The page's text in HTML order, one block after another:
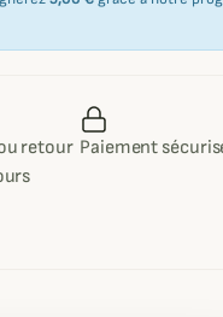
retour Paiement